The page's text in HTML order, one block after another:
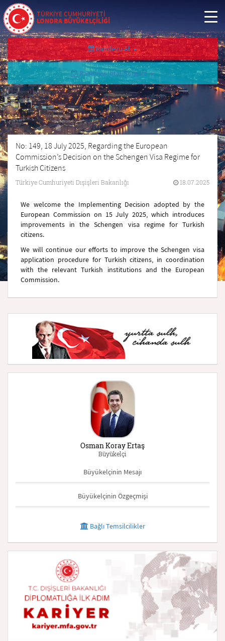
TÜRKİYE CUMHURİYETİ
LONDRA BÜYÜKELÇİLİĞİ
Randevu Al
Randevu İptal/Sorgula
No: 149, 18 July 2025, Regarding the European
Commission’s Decision on the Schengen Visa Regime for
Turkish Citizens
Türkiye Cumhuriyeti Dışişleri Bakanlığı 18.07.2025
We welcome the Implementing Decision adopted by the
European Commission on 15 July 2025, which introduces
improvements in the Schengen visa regime for Turkish
citizens.
We will continue our efforts to improve the Schengen visa
application procedure for Turkish citizens, in coordination
with the relevant Turkish institutions and the European
Commission.
Osman Koray Ertaş
Büyükelçi
Büyükelçinin Mesajı
Büyükelçinin Özgeçmişi
Bağlı Temsilcilikler